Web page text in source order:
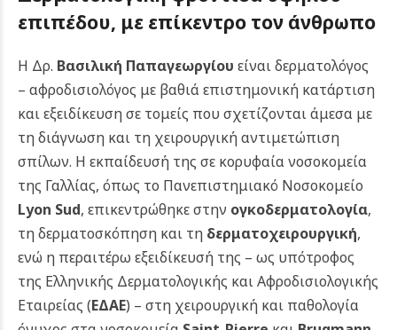
επιπέδου, με επίκεντρο τον άνθρωπο
Η Δρ. Βασιλική Παπαγεωργίου είναι δερματολόγος
– αφροδισιολόγος με βαθιά επιστημονική κατάρτιση
και εξειδίκευση σε τομείς που σχετίζονται άμεσα με
τη διάγνωση και τη χειρουργική αντιμετώπιση
σπίλων. Η εκπαίδευσή της σε κορυφαία νοσοκομεία
της Γαλλίας, όπως το Πανεπιστημιακό Νοσοκομείο
Lyon Sud, επικεντρώθηκε στην ογκοδερματολογία,
τη δερματοσκόπηση και τη δερματοχειρουργική,
ενώ η περαιτέρω εξειδίκευσή της – ως υπότροφος
της Ελληνικής Δερματολογικής και Αφροδισιολογικής
Εταιρείας (ΕΔΑΕ) – στη χειρουργική και παθολογία